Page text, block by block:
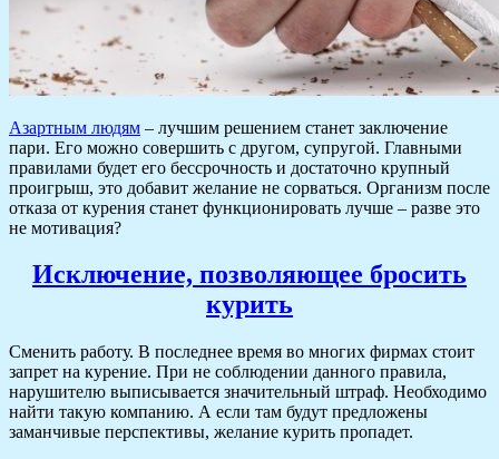
Азартным людям – лучшим решением станет заключение
пари. Его можно совершить с другом, супругой. Главными
правилами будет его бессрочность и достаточно крупный
проигрыш, это добавит желание не сорваться. Организм после
отказа от курения станет функционировать лучше – разве это
не мотивация?
Исключение, позволяющее бросить
курить
Сменить работу. В последнее время во многих фирмах стоит
запрет на курение. При не соблюдении данного правила,
нарушителю выписывается значительный штраф. Необходимо
найти такую компанию. А если там будут предложены
заманчивые перспективы, желание курить пропадет.